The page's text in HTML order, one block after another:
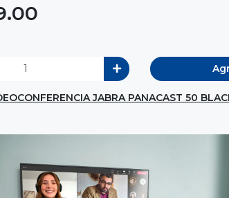
JABRA PANACAST 50